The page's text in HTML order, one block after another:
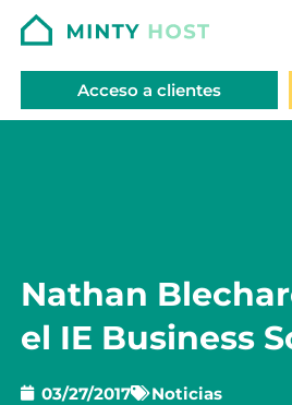
Acceso a clientes
Nathan
el IE Business
03/27/2017 Noticias